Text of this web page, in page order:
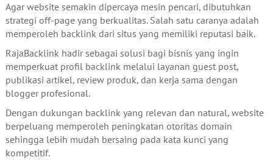
Agar website semakin dipercaya mesin pencari, dibutuhkan
strategi off-page yang berkualitas. Salah satu caranya adalah
memperoleh backlink dari situs yang memiliki reputasi baik.
RajaBacklink hadir sebagai solusi bagi bisnis yang ingin
memperkuat profil backlink melalui layanan guest post,
publikasi artikel, review produk, dan kerja sama dengan
blogger profesional.
Dengan dukungan backlink yang relevan dan natural, website
berpeluang memperoleh peningkatan otoritas domain
sehingga lebih mudah bersaing pada kata kunci yang
kompetitif.